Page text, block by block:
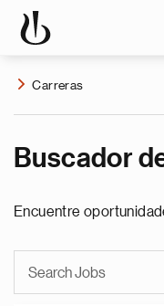
Carreras
Buscador
Encuentre